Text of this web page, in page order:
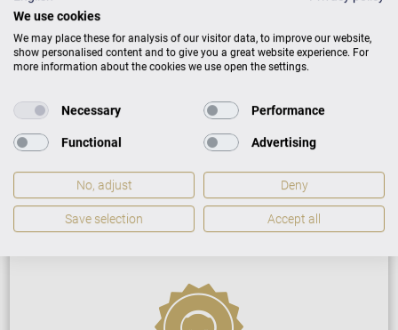
Neuinstrument
5 Jahre Herstellergarantie
GARANTIEBEDINGUNGEN
We use cookies
We may place these for analysis of our visitor data, to improve our website,
show personalised content and to give you a great website experience. For
more information about the cookies we use open the settings.
Necessary Performance
Functional Advertising
No, adjust Deny
Save selection Accept all